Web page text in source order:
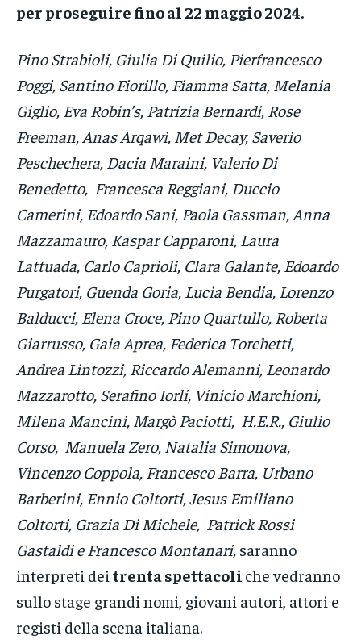
per proseguire fino al 22 maggio 2024.
Pino Strabioli, Giulia Di Quilio, Pierfrancesco
Poggi, Santino Fiorillo, Fiamma Satta, Melania
Giglio, Eva Robin’s, Patrizia Bernardi, Rose
Freeman, Anas Arqawi, Met Decay, Saverio
Peschechera, Dacia Maraini, Valerio Di
Benedetto, Francesca Reggiani, Duccio
Camerini, Edoardo Sani, Paola Gassman, Anna
Mazzamauro, Kaspar Capparoni, Laura
Lattuada, Carlo Caprioli, Clara Galante, Edoardo
Purgatori, Guenda Goria, Lucia Bendia, Lorenzo
Balducci, Elena Croce, Pino Quartullo, Roberta
Giarrusso, Gaia Aprea, Federica Torchetti,
Andrea Lintozzi, Riccardo Alemanni, Leonardo
Mazzarotto, Serafino Iorli, Vinicio Marchioni,
Milena Mancini, Margò Paciotti, H.E.R., Giulio
Corso, Manuela Zero, Natalia Simonova,
Vincenzo Coppola, Francesco Barra, Urbano
Barberini, Ennio Coltorti, Jesus Emiliano
Coltorti, Grazia Di Michele, Patrick Rossi
Gastaldi e Francesco Montanari, saranno
interpreti dei trenta spettacoli che vedranno
sullo stage grandi nomi, giovani autori, attori e
registi della scena italiana.